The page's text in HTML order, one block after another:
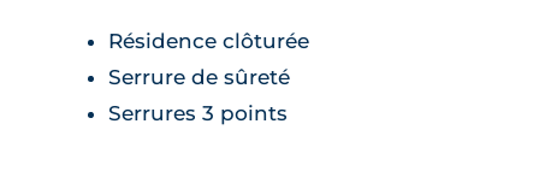
Résidence clôturée
Serrure de sûreté
Serrures 3 points